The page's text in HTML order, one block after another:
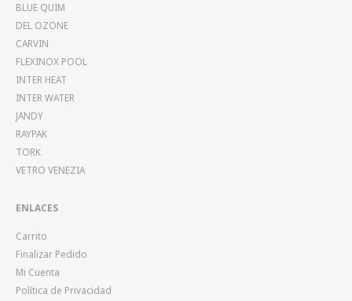
BLUE QUIM
DEL OZONE
CARVIN
FLEXINOX POOL
INTER HEAT
INTER WATER
JANDY
RAYPAK
TORK
VETRO VENEZIA
ENLACES
Carrito
Finalizar Pedido
Mi Cuenta
Política de Privacidad